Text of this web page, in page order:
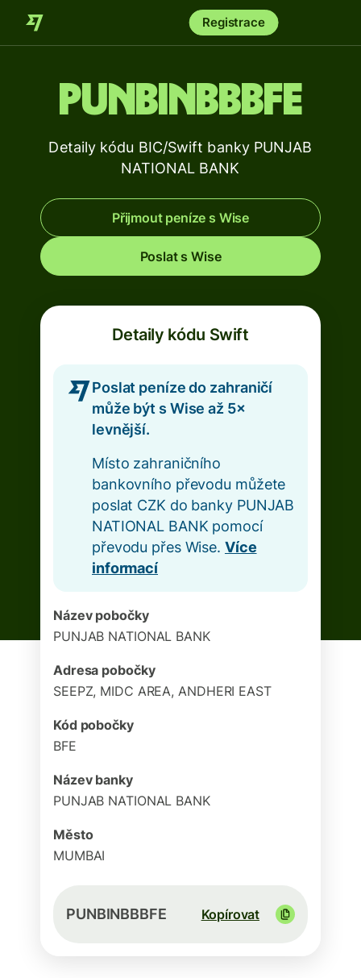
Registrace
PUNBINBBBFE
Detaily kódu BIC/Swift banky PUNJAB
NATIONAL BANK
Přijmout peníze s Wise
Poslat s Wise
Detaily kódu Swift
Poslat peníze do zahraničí
může být s Wise až 5×
levnější.
Místo zahraničního
bankovního převodu můžete
poslat CZK do banky PUNJAB
NATIONAL BANK pomocí
převodu přes Wise. Více
informací
Název pobočky
PUNJAB NATIONAL BANK
Adresa pobočky
SEEPZ, MIDC AREA, ANDHERI EAST
Kód pobočky
BFE
Název banky
PUNJAB NATIONAL BANK
Město
MUMBAI
PUNBINBBBFE Kopírovat